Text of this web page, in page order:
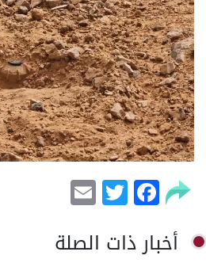
Facebook
Twitter
أخبار ذات الصلة